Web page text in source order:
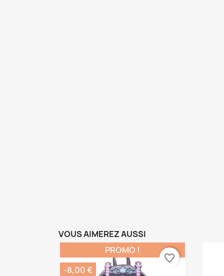
VOUS AIMEREZ AUSSI
PROMO !
-8,00 €
favorite_border